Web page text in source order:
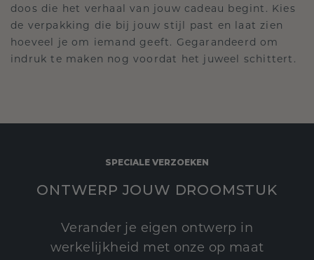
doos die het verhaal van jouw cadeau begint. Kies
de verpakking die bij jouw stijl past en laat zien
hoeveel je om iemand geeft. Gegarandeerd om
indruk te maken nog voordat het juweel schittert.
SPECIALE VERZOEKEN
ONTWERP JOUW DROOMSTUK
Verander je eigen ontwerp in
werkelijkheid met onze op maat